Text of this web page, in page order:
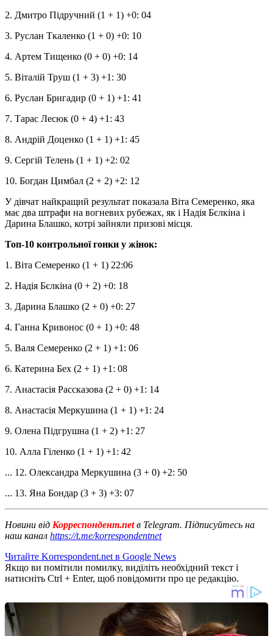
2. Дмитро Підручний (1 + 1) +0: 04
3. Руслан Ткаленко (1 + 0) +0: 10
4. Артем Тищенко (0 + 0) +0: 14
5. Віталій Труш (1 + 3) +1: 30
6. Руслан Бригадир (0 + 1) +1: 41
7. Тарас Лесюк (0 + 4) +1: 43
8. Андрій Доценко (1 + 1) +1: 45
9. Сергій Телень (1 + 1) +2: 02
10. Богдан Цимбал (2 + 2) +2: 12
У дівчат найкращий результат показала Віта Семеренко, яка
має два штрафи на вогневих рубежах, як і Надія Бєлкіна і
Дарина Блашко, котрі зайняли призові місця.
Топ-10 контрольної гонки у жінок:
1. Віта Семеренко (1 + 1) 22:06
2. Надія Бєлкіна (0 + 2) +0: 18
3. Дарина Блашко (2 + 0) +0: 27
4. Ганна Кривонос (0 + 1) +0: 48
5. Валя Семеренко (2 + 1) +1: 06
6. Катерина Бех (2 + 1) +1: 08
7. Анастасія Рассказова (2 + 0) +1: 14
8. Анастасія Меркушина (1 + 1) +1: 24
9. Олена Підгрушна (1 + 2) +1: 27
10. Алла Гіленко (1 + 1) +1: 42
... 12. Олександра Меркушина (3 + 0) +2: 50
... 13. Яна Бондар (3 + 3) +3: 07
Новини від Корреспондент.netв Telegram. Підписуйтесь на
наш канал https://t.me/korrespondentnet
Читайте Korrespondent.net в Google News
Якщо ви помітили помилку, виділіть необхідний текст і
натисніть Ctrl + Enter, щоб повідомити про це редакцію.